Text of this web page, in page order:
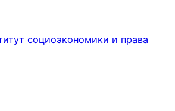
социоэкономики и права